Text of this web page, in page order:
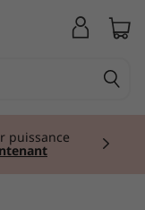
puissance